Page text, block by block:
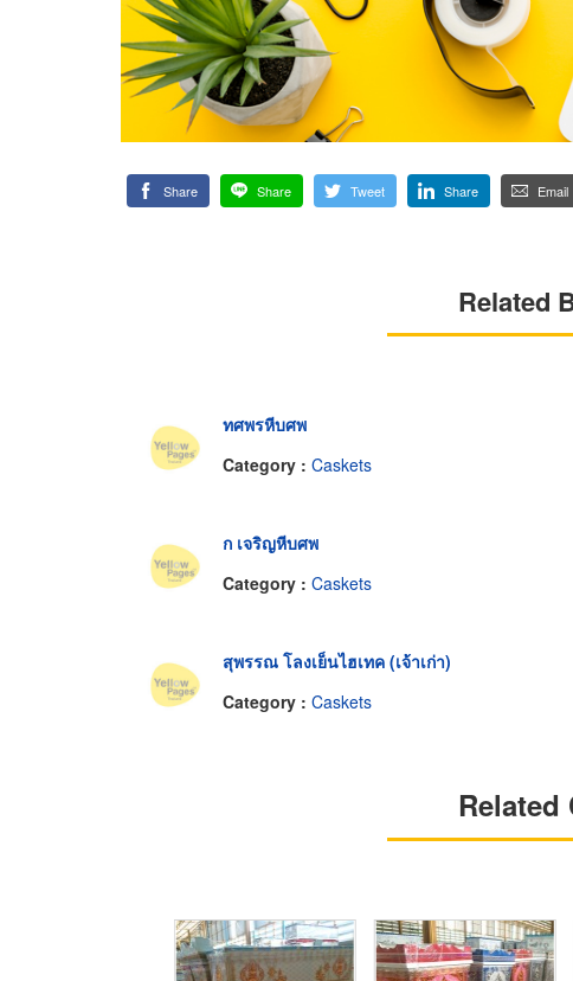
Share Share Tweet Share Email
Related
ทศพรหีบศพ
Category : Caskets
ก เจริญหีบศพ
Category : Caskets
สุพรรณ โลงเย็นไฮเทค (เจ้าเก่า)
Category : Caskets
Related